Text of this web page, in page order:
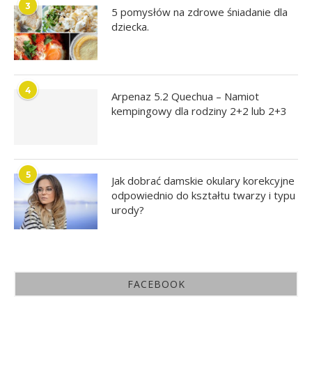
3
5 pomysłów na zdrowe śniadanie dla
dziecka.
4
Arpenaz 5.2 Quechua – Namiot
kempingowy dla rodziny 2+2 lub 2+3
5
Jak dobrać damskie okulary korekcyjne
odpowiednio do kształtu twarzy i typu
urody?
FACEBOOK